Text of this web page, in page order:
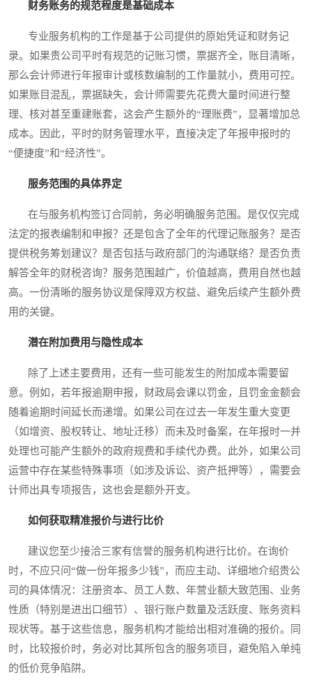
财务账务的规范程度是基础成本
专业服务机构的工作是基于公司提供的原始凭证和财务记
录。如果贵公司平时有规范的记账习惯，票据齐全，账目清晰，
那么会计师进行年报审计或核数编制的工作量就小，费用可控。
如果账目混乱，票据缺失，会计师需要先花费大量时间进行整
理、核对甚至重建账套，这会产生额外的“理账费”，显著增加总
成本。因此，平时的财务管理水平，直接决定了年报申报时的
“便捷度”和“经济性”。
服务范围的具体界定
在与服务机构签订合同前，务必明确服务范围。是仅仅完成
法定的报表编制和申报？还是包含了全年的代理记账服务？是否
提供税务筹划建议？是否包括与政府部门的沟通联络？是否负责
解答全年的财税咨询？服务范围越广，价值越高，费用自然也越
高。一份清晰的服务协议是保障双方权益、避免后续产生额外费
用的关键。
潜在附加费用与隐性成本
除了上述主要费用，还有一些可能发生的附加成本需要留
意。例如，若年报逾期申报，财政局会课以罚金，且罚金金额会
随着逾期时间延长而递增。如果公司在过去一年发生重大变更
（如增资、股权转让、地址迁移）而未及时备案，在年报时一并
处理也可能产生额外的政府规费和手续代办费。此外，如果公司
运营中存在某些特殊事项（如涉及诉讼、资产抵押等），需要会
计师出具专项报告，这也会是额外开支。
如何获取精准报价与进行比价
建议您至少接洽三家有信誉的服务机构进行比价。在询价
时，不应只问“做一份年报多少钱”，而应主动、详细地介绍贵公
司的具体情况：注册资本、员工人数、年营业额大致范围、业务
性质（特别是进出口细节）、银行账户数量及活跃度、账务资料
现状等。基于这些信息，服务机构才能给出相对准确的报价。同
时，比较报价时，务必对比其所包含的服务项目，避免陷入单纯
的低价竞争陷阱。